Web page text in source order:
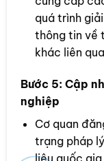
quá trình
thông tin về
khác liên
Bước 5: Cập
nghiệp
Cơ quan
trạng pháp
liệu quốc gia